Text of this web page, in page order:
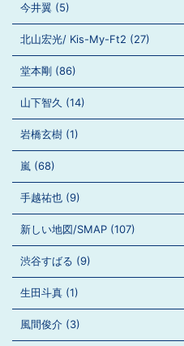
今井翼 (5)
北山宏光/ Kis-My-Ft2 (27)
堂本剛 (86)
山下智久 (14)
岩橋玄樹 (1)
嵐 (68)
手越祐也 (9)
新しい地図/SMAP (107)
渋谷すばる (9)
生田斗真 (1)
風間俊介 (3)